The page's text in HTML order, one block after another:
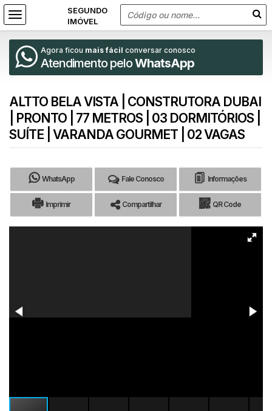
Agora ficou mais fácil conversar conosco
Atendimento peloWhatsApp
ALTTO BELA VISTA | CONSTRUTORA DUBAI
| PRONTO | 77 METROS | 03 DORMITÓRIOS |
SUÍTE | VARANDA GOURMET | 02 VAGAS
WhatsApp Fale Conosco Informações
Imprimir Compartilhar QR Code